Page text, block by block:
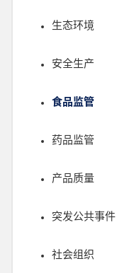
生态环境
安全生产
食品监管
药品监管
产品质量
突发公共事件
社会组织